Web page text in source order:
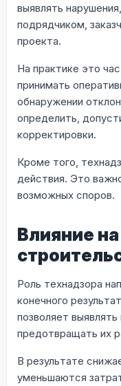
выявлять
подрядчиком,
проекта.
На практике это
принимать
обнаружении
определить,
корректировки.
Кроме того,
действия. Это
возможных споров.
Влияние
Роль технадзора
конечного
позволяет
предотвращать их
В результате
уменьшаются